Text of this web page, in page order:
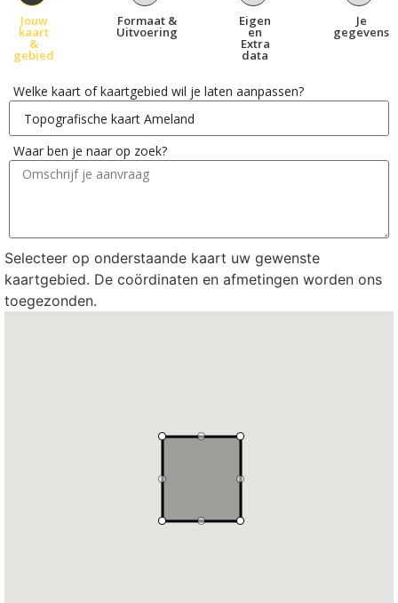
Jouw
kaart
&
gebied
Formaat &
Uitvoering
Eigen
en
Extra
data
Je
gegevens
Welke kaart of kaartgebied wil je laten aanpassen?
Waar ben je naar op zoek?
Selecteer op onderstaande kaart uw gewenste
kaartgebied. De coördinaten en afmetingen worden ons
toegezonden.